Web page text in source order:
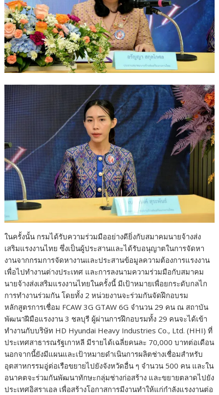
ในครั้งนั้น กรมได้รับความร่วมมืออย่างดียิ่งกับสมาคมนายจ้างส่ง
เสริมแรงงานไทย ซึ่งเป็นผู้ประสานและได้รับอนุญาตในการจัดหา
งานจากกรมการจัดหางานและประสานข้อมูลความต้องการแรงงาน
เพื่อไปทำงานต่างประเทศ และการลงนามความร่วมมือกับสมาคม
นายจ้างส่งเสริมแรงงานไทยในครั้งนี้ มีเป้าหมายเพื่อยกระดับกลไก
การทำงานร่วมกัน โดยทั้ง 2 หน่วยงานจะร่วมกันจัดฝึกอบรม
หลักสูตรการเชื่อม FCAW 3G GTAW 6G จำนวน 29 คน ณ สถาบัน
พัฒนาฝีมือแรงงาน 3 ชลบุรี ผู้ผ่านการฝึกอบรมทั้ง 29 คนจะได้เข้า
ทำงานกับบริษัท HD Hyundai Heavy Industries Co., Ltd. (HHI) ที่
ประเทศสาธารณรัฐเกาหลี มีรายได้เฉลี่ยคนละ 70,000 บาทต่อเดือน
นอกจากนี้ยังมีแผนและเป้าหมายดำเนินการผลิตช่างเชื่อมสำหรับ
อุตสาหกรรมอู่ต่อเรือขยายไปยังจังหวัดอื่น ๆ จำนวน 500 คน และใน
อนาคตจะร่วมกันพัฒนาทักษะกลุ่มช่างก่อสร้าง และขยายตลาดไปยัง
ประเทศอิสราเอล เพื่อสร้างโอกาสการมีงานทำให้แก่กำลังแรงงานต่อ